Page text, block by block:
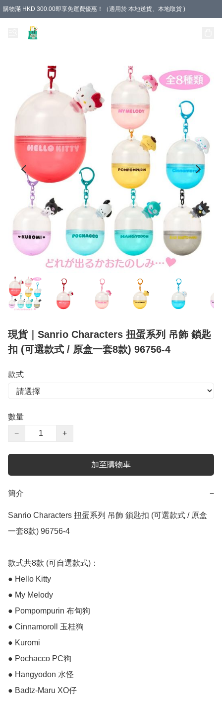
購物滿 HKD 300.00即享免運費優惠！（適用於 本地送貨、本地取貨 )
現貨｜Sanrio Characters 扭蛋系列 吊飾 鎖匙
扣 (可選款式 / 原盒一套8款) 96756-4
款式
數量
−
+
加至購物車
簡介 −
Sanrio Characters 扭蛋系列 吊飾 鎖匙扣 (可選款式 / 原盒
一套8款) 96756-4
款式共8款 (可自選款式)：
● Hello Kitty
● My Melody
● Pompompurin 布甸狗
● Cinnamoroll 玉桂狗
● Kuromi
● Pochacco PC狗
● Hangyodon 水怪
● Badtz-Maru XO仔